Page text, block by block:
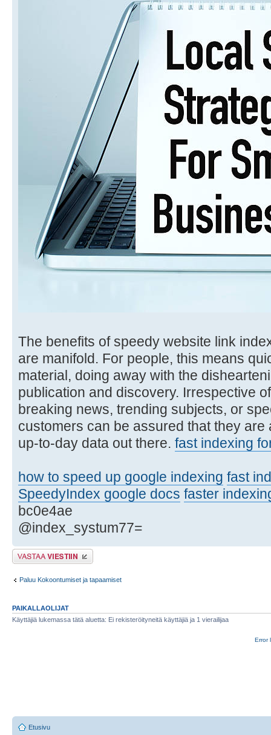
The benefits of speedy website link
are manifold. For people, this means
material, doing away with the
publication and discovery. Irrespective
breaking news, trending subjects, or
customers can be assured that they
up-to-day data out there. fast indexing
how to speed up google indexing fast
SpeedyIndex google docs faster
bc0e4ae
@index_systum77=
Lähetä vastaus
Paluu Kokoontumiset ja tapaamiset
PAIKALLAOLIJAT
Käyttäjiä lukemassa tätä aluetta: Ei rekisteröityneitä käyttäjiä ja 1 vierailijaa
Error
Etusivu